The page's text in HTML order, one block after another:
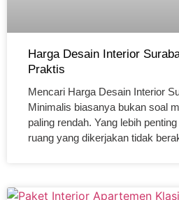
Harga Desain Interior
Praktis
Mencari Harga Desain Interior
Minimalis biasanya bukan soal
paling rendah. Yang lebih
ruang yang dikerjakan tidak